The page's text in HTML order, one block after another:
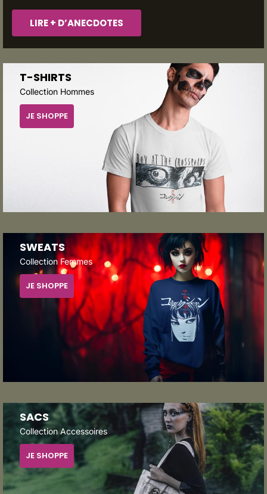
LIRE + D’ANECDOTES
T-SHIRTS
Collection Hommes
JE SHOPPE
SWEATS
Collection Femmes
JE SHOPPE
SACS
Collection Accessoires
JE SHOPPE